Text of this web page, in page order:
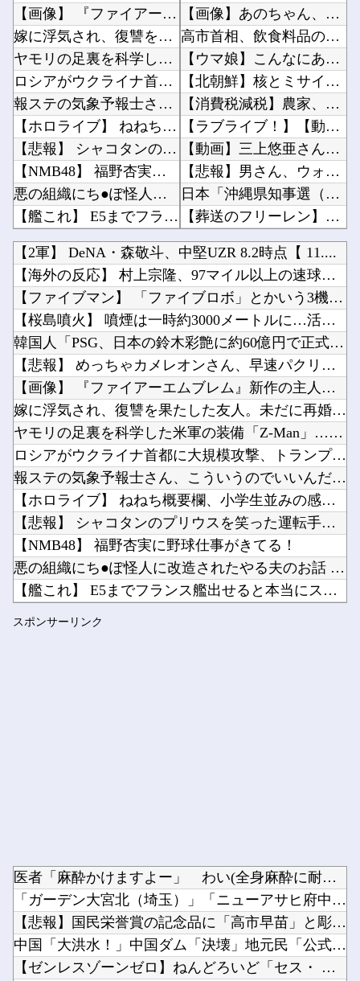
【画像】 『ファイアーエムブレム』新作の主人公ちゃん、エ●チすぎる
嫁に浮気され、復讐を果たした友人。未だに再婚していない。「裏切られるくらいなら、最初からし...
ヤモリの足裏を科学した米軍の装備「Z-Man」…粘着剤なしで垂直壁を走る驚異の技術！
ロシアがウクライナ首都に大規模攻撃、トランプ氏とゼレンスキー氏の和平交渉前に
報ステの気象予報士さん、こういうのでいいんだよっていう横乳の張り
【ホロライブ】 ねねち概要欄、小学生並みの感想で草
【悲報】 シャコタンのプリウスを笑った運転手、散る………
【NMB48】 福野杏実に野球仕事がきてる！
悪の組織にち●ぽ怪人に改造されたやる夫のお話 第3話
【艦これ】 E5までフランス艦出せると本当にスゴいよね
【FGO】 おかかさんのジャージ式イラスト！！ 赤いジャージが似合ってます！
ブログ更新停止のお知らせ
【朗報】 こち亀全コマ検索が登場！
Powered by livedoor 相互RSS
【画像】あのちゃん、なんか別人になる?ｗｗｗｗｗｗｗｗｗｗ他
高市首相、飲食料品の消費税1％を閣議決定 ◯◯をチラつかせて財務省を黙らせる他
【ウマ娘】こんなにあった！？ ←「アヤベさんはトプロと “1” 差だぞ」他
【北朝鮮】核とミサイルを増やす北朝鮮、日本の防衛力強化を見て突然「平和」を語り始める他
【消費税減税】農家、ガチで『悲鳴』を上げてしまう・・・・・他
【ラブライブ！】【動画】くりぱんせつ菜、はしゃぐ【定期】他
【動画】三上悠亜さん、乳首ポロリしたまま平常心を装うｗｗｗｗｗｗ他
【悲報】男さん、ウォータースライダーで上手く滑れずチューブの中に取り残されてしまうｗｗｗｗ...
日本「沖縄県知事選（9月」一色正春「海難事件追及（検証」八重山日報「抗議団体が危険航行（生...
【葬送のフリーレン】グッスマ「フェルン～追憶のひととき～」フィギュア【本日発売】他
【画像】女子アナの胸チ〇厳選スゴすぎｗｗｗｗ他
遠藤さくらちゃん、ChuChuのおくちが可愛すぎる！！！【乃木坂46】他
【動画】注文するとヘルメット装着→鈍器で頭を殴られるチェコのバーｗｗｗｗ他
【ニュース】高市内閣、在日外国人の生活保護にメス！！！！他
ホーム画面が一番良かったハード他
【にじ甲2026】月ノ美兎、卯月コウ、夜牛詩乃らによる甲子園とかも見たくはある他
グラボそんなにすぐ壊れる？他
【正論】有吉「『俺テレビ見ない』って言う奴おかしいだろ。団子屋で『団子食べない』って言うか...
Powered by livedoor 相互RSS
【2軍】 DeNA・森敬斗、中堅UZR 8.2時点【 11....
【海外の反応】 村上宗隆、97マイル以上の速球へのOPSがメ...
【ファイブマン】 「ファイブロボ」とかいう3機のマシンが合体...
【桜島噴火】 噴煙は一時約3000メートルに…活発な噴火活動...
韓国人「PSG、日本の鈴木彩艶に約60億円で正式オファー・・...
【悲報】 めっちゃカメレオンさん、早速パクリゲーが任天堂スト...
【画像】 『ファイアーエムブレム』新作の主人公ちゃん、エ●チ...
嫁に浮気され、復讐を果たした友人。未だに再婚していない。「裏...
ヤモリの足裏を科学した米軍の装備「Z-Man」…粘着剤なしで...
ロシアがウクライナ首都に大規模攻撃、トランプ氏とゼレンスキー...
報ステの気象予報士さん、こういうのでいいんだよっていう横乳の...
【ホロライブ】 ねねち概要欄、小学生並みの感想で草
【悲報】 シャコタンのプリウスを笑った運転手、散る………
【NMB48】 福野杏実に野球仕事がきてる！
悪の組織にち●ぽ怪人に改造されたやる夫のお話 第3話
【艦これ】 E5までフランス艦出せると本当にスゴいよね
ブログ更新停止のお知らせ
スポンサーリンク
医者「麻酔かけますよー」 わい(全身麻酔に耐えて見せる！うお...
「ガーデン大宮北（埼玉）」「ニューアサヒ府中四谷店（東京）」...
【悲報】国民栄誉賞の記念品に「高市早苗」と彫ってあって炎上ｗ...
中国「大洪水！」中国ダム「決壊」地元民「公式発表より死者多い...
【ゼンレスゾーンゼロ】ねんどろいど「セス・ ローウェル」【本...